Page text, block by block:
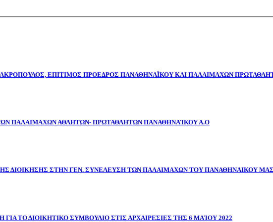
ΕΠΙΤΙΜΟΣ ΠΡΟΕΔΡΟΣ ΠΑΝΑΘΗΝΑΪΚΟΥ ΚΑΙ ΠΑΛΑΙΜΑΧΩΝ
ΠΑΛΑΙΜΑΧΩΝ ΑΘΛΗΤΩΝ- ΠΡΩΤΑΘΛΗΤΩΝ ΠΑΝΑΘΗΝΑΊΚΟΥ Α.Ο
ΔΙΟΙΚΗΣΗΣ ΣΤΗΝ ΓΕΝ. ΣΥΝΕΛΕΥΣΗ ΤΩΝ ΠΑΛΑΙΜΑΧΩΝ ΤΟΥ ΠΑΝΑΘΗΝΑΙΚΟΥ ΜΑΣ
ΤΟ ΔΙΟΙΚΗΤΙΚΟ ΣΥΜΒΟΥΛΙΟ ΣΤΙΣ ΑΡΧΑΙΡΕΣΙΕΣ ΤΗΣ 6 ΜΑΊΟΥ 2022